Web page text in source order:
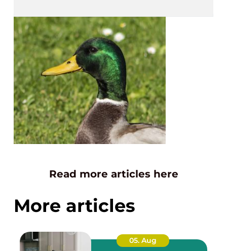
Read more articles here
More articles
05. Aug